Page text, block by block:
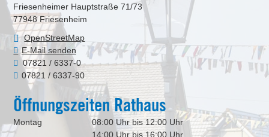
Friesenheimer Hauptstraße 71/73
77948 Friesenheim
OpenStreetMap
E-Mail senden
07821 / 6337-0
07821 / 6337-90
Öffnungszeiten Rathaus
Montag
08:00 Uhr bis 12:00 Uhr
14:00 Uhr bis 16:00 Uhr